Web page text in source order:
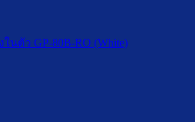
นตัว GP-80B-RO (White)